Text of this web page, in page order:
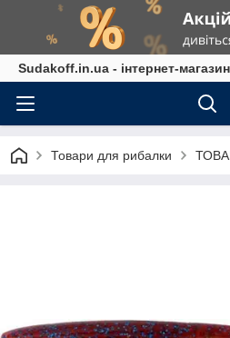
Sudakoff.in.ua - інтернет-
Товари для рибалки